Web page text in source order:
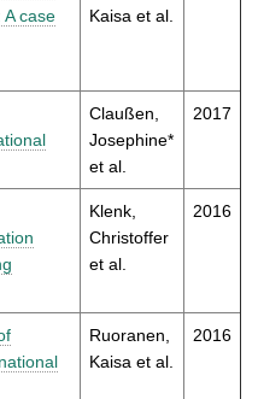
case
Kaisa et al.
Claußen,
Josephine*
et al.
2017
Klenk,
Christoffer
et al.
2016
Ruoranen,
Kaisa et al.
2016